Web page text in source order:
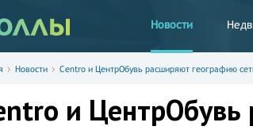
Новости
Новости Centro и ЦентрОбувь расширяют географию
и